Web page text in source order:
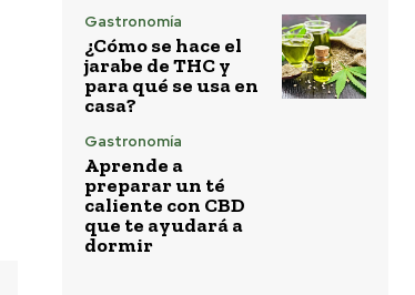
Gastronomía
¿Cómo se hace el
jarabe de THC y
para qué se usa en
casa?
Gastronomía
Aprende a
preparar un té
caliente con CBD
que te ayudará a
dormir